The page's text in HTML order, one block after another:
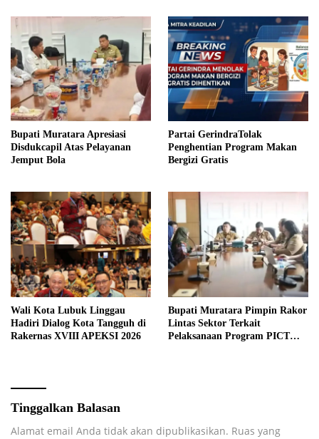
Bupati Muratara Apresiasi
Disdukcapil Atas Pelayanan
Jemput Bola
Partai GerindraTolak
Penghentian Program Makan
Bergizi Gratis
Wali Kota Lubuk Linggau
Hadiri Dialog Kota Tangguh di
Rakernas XVIII APEKSI 2026
Bupati Muratara Pimpin Rakor
Lintas Sektor Terkait
Pelaksanaan Program PICT
Tinggalkan Balasan
Alamat email Anda tidak akan dipublikasikan. Ruas yang